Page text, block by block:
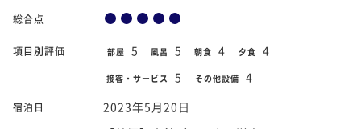
総合点
項目別評価 部屋 5 風呂 5 朝食 4 夕食 4
接客・サービス 5 その他設備 4
宿泊日 2023年5月20日